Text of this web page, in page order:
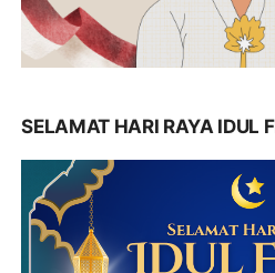
SELAMAT HARI RAYA IDUL